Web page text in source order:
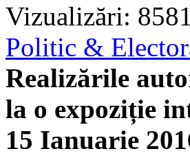
Vizualizări:
Politic &
Realizările
la o expoziție
15 Ianuarie